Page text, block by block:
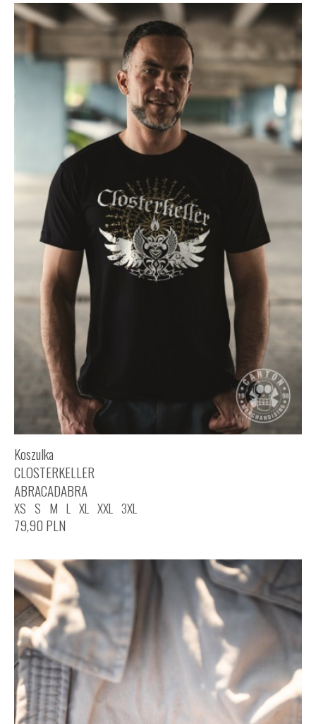
Koszulka
CLOSTERKELLER
ABRACADABRA
XS S M L XL XXL 3XL
79,90 PLN